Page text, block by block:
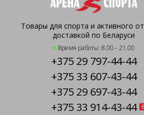
Товары для спорта и активного
доставкой по Беларуси
Время работы: 8.00 - 21.00
+375 29 797-44-44
+375 33 607-43-44
+375 29 697-43-44
+375 33 914-43-44